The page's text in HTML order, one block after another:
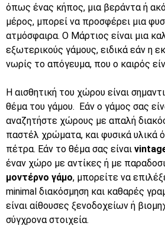
Click
Here
όπως ένας κήπος, μια βεράντα ή
μέρος, μπορεί να προσφέρει μια
ατμόσφαιρα. Ο Μάρτιος είναι μια
εξωτερικούς γάμους, ειδικά εάν η
νωρίς το απόγευμα, που ο καιρός
Η αισθητική του χώρου είναι
θέμα του γάμου. Εάν ο γάμος σας
αναζητήστε χώρους με απαλή
παστέλ χρώματα, και φυσικά υλικά
πέτρα. Εάν το θέμα σας είναι
έναν χώρο με αντίκες ή με
μοντέρνο γάμο, μπορείτε να
minimal διακόσμηση και καθαρές
είναι αίθουσες ξενοδοχείων ή
σύγχρονα στοιχεία.